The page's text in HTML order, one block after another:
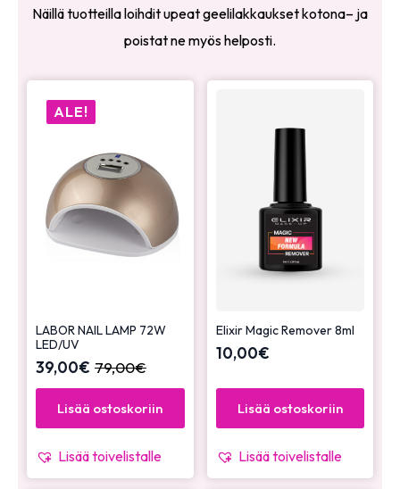
Näillä tuotteilla loihdit upeat geelilakkaukset kotona– ja
poistat ne myös helposti.
ALE!
LABOR NAIL LAMP 72W
LED/UV
79,00€
39,00€
Lisää ostoskoriin
Lisää toivelistalle
Elixir Magic Remover 8ml
10,00€
Lisää ostoskoriin
Lisää toivelistalle